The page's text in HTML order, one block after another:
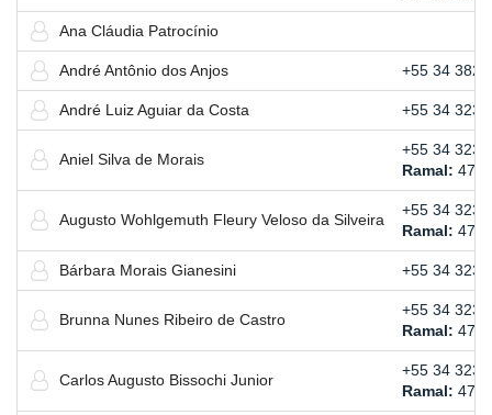
Ana Cláudia Patrocínio
André Antônio dos Anjos +55 34
André Luiz Aguiar da Costa +55 34
Aniel Silva de Morais
+55 34
Ramal: 4749
Augusto Wohlgemuth Fleury Veloso da Silveira
+55 34
Ramal: 4766
Bárbara Morais Gianesini +55 34
Brunna Nunes Ribeiro de Castro
+55 34
Ramal: 4776
Carlos Augusto Bissochi Junior
+55 34
Ramal: 4719